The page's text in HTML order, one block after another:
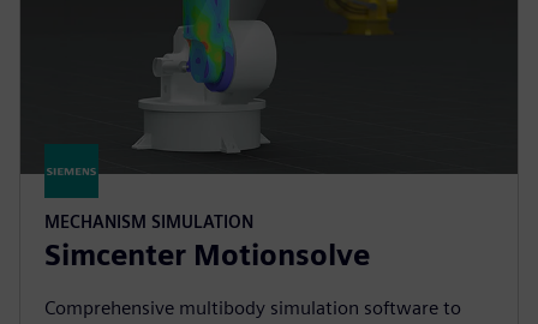
MECHANISM SIMULATION
Simcenter Motionsolve
Comprehensive multibody simulation software to